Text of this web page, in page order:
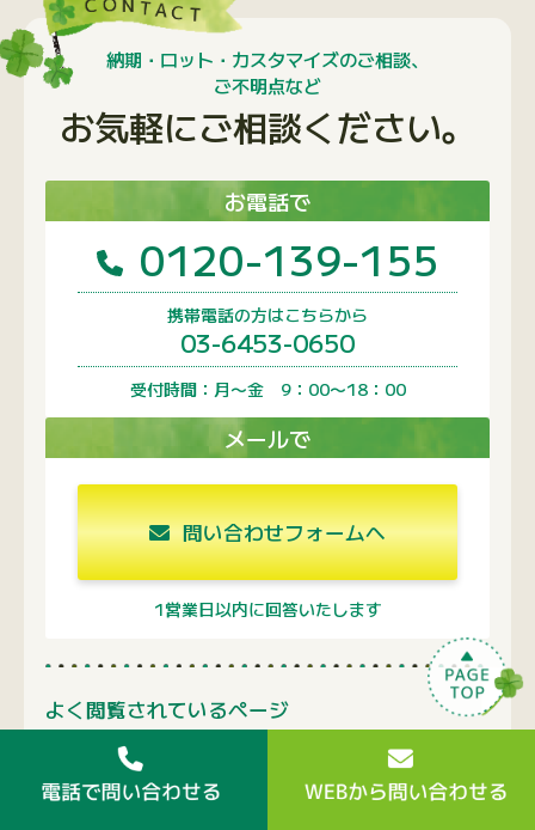
納期・ロット・カスタマイズのご相談、
ご不明点など
お気軽にご相談ください。
お電話で
0120-139-155
携帯電話の方はこちらから
03-6453-0650
受付時間：月〜金 9：00〜18：00
メールで
問い合わせフォームへ
1営業日以内に回答いたします
よく閲覧されているページ
よくあるご質問
FSC認証商品について